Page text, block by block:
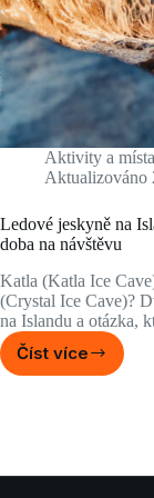
Aktivity a místa
Aktualizováno
Ledové jeskyně na
doba na návštěvu
Katla (Katla Ice
(Crystal Ice Cave)?
na Islandu a otázka,
Číst víceLedové
jeskyně